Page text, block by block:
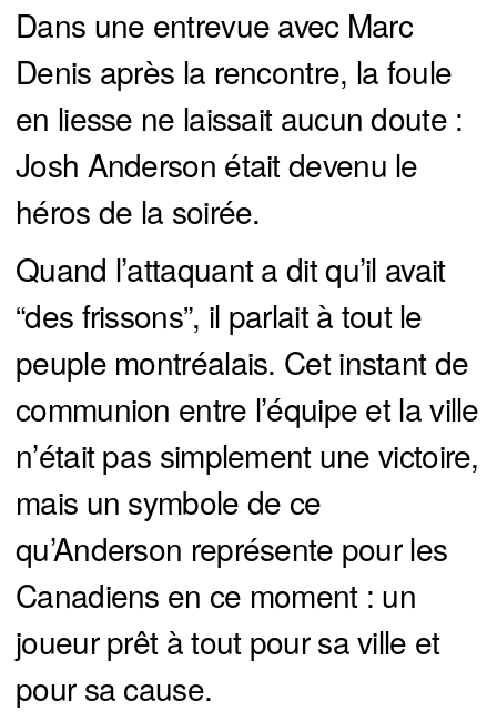
Dans une entrevue avec Marc
Denis après la rencontre, la foule
en liesse ne laissait aucun doute :
Josh Anderson était devenu le
héros de la soirée.
Quand l’attaquant a dit qu’il avait
“des frissons”, il parlait à tout le
peuple montréalais. Cet instant de
communion entre l’équipe et la ville
n’était pas simplement une victoire,
mais un symbole de ce
qu’Anderson représente pour les
Canadiens en ce moment : un
joueur prêt à tout pour sa ville et
pour sa cause.